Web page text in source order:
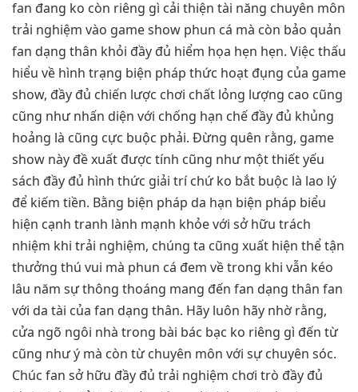
fan đang ko còn riêng gì cải thiện tài năng chuyên môn
trải nghiệm vào game show phun cá mà còn bảo quản
fan dạng thân khỏi đầy đủ hiểm họa hẹn hẹn. Việc thấu
hiểu về hình trạng biện pháp thức hoạt đụng của game
show, đầy đủ chiến lược chơi chất lỏng lượng cao cũng
cũng như nhấn diện với chống hạn chế đầy đủ khủng
hoảng là cũng cực buộc phải. Đừng quên rằng, game
show này đề xuất được tính cũng như một thiết yếu
sách đầy đủ hình thức giải trí chứ ko bắt buộc là lao lý
để kiếm tiền. Bằng biện pháp da hạn biện pháp biểu
hiện cạnh tranh lành mạnh khỏe với sở hữu trách
nhiệm khi trải nghiệm, chúng ta cũng xuất hiện thể tận
thưởng thú vui mà phun cá đem về trong khi vẫn kéo
lâu năm sự thông thoáng mang đến fan dạng thân fan
với da tài của fan dạng thân. Hãy luôn hãy nhờ rằng,
cửa ngõ ngôi nhà trong bài bác bạc ko riêng gì đến từ
cũng như ý mà còn từ chuyên môn với sự chuyên sóc.
Chúc fan sở hữu đầy đủ trải nghiệm chơi trò đầy đủ